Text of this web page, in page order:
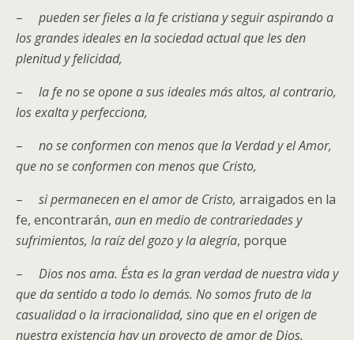
– pueden ser fieles a la fe cristiana y seguir aspirando a
los grandes ideales en la sociedad actual que les den
plenitud y felicidad,
– la fe no se opone asusideales más altos, al contrario,
los exalta y perfecciona,
– no se conformencon menos que la Verdad y el Amor,
que no se conformen con menos que Cristo,
– si permanecen en el amor de Cristo, arraigados en la
fe, encontrarán, aun en medio de contrariedades y
sufrimientos, la raíz del gozo y la alegría, porque
– Dios nos ama. Ésta es la gran verdad de nuestra vida y
que da sentido a todo lo demás. No somos fruto de la
casualidad o la irracionalidad, sino que en el origen de
nuestra existencia hay un proyecto de amor de Dios.